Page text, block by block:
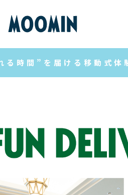
る時間”を届ける移動式体